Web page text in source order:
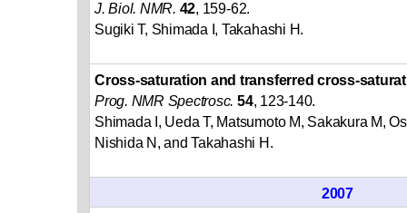
J. Biol. NMR. 42, 159-62.
Sugiki T, Shimada I, Takahashi H.
Cross-saturation and transferred cross-
Prog. NMR Spectrosc. 54, 123-140.
Shimada I, Ueda T, Matsumoto M, Sakakura M,
Nishida N, and Takahashi H.
2007